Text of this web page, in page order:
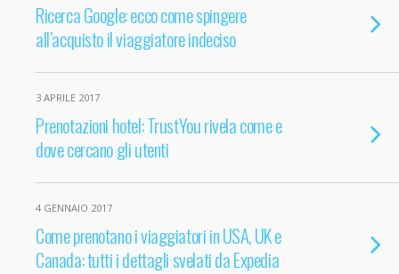
Ricerca Google: ecco come spingere
all’acquisto il viaggiatore indeciso
3 APRILE 2017
Prenotazioni hotel: TrustYou rivela come e
dove cercano gli utenti
4 GENNAIO 2017
Come prenotano i viaggiatori in USA, UK e
Canada: tutti i dettagli svelati da Expedia